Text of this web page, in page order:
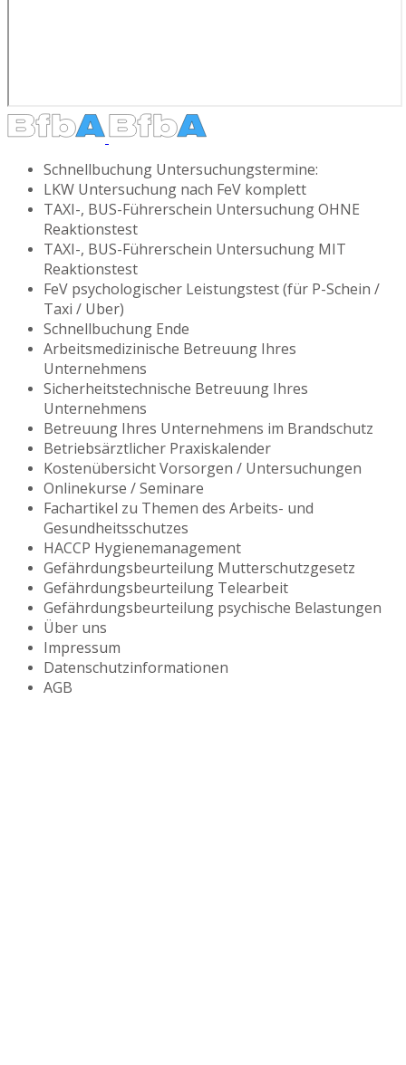
Schnellbuchung Untersuchungstermine:
LKW Untersuchung nach FeV komplett
TAXI-, BUS-Führerschein Untersuchung OHNE
Reaktionstest
TAXI-, BUS-Führerschein Untersuchung MIT
Reaktionstest
FeV psychologischer Leistungstest (für P-Schein /
Taxi / Uber)
Schnellbuchung Ende
Arbeitsmedizinische Betreuung Ihres
Unternehmens
Sicherheitstechnische Betreuung Ihres
Unternehmens
Betreuung Ihres Unternehmens im Brandschutz
Betriebsärztlicher Praxiskalender
Kostenübersicht Vorsorgen / Untersuchungen
Onlinekurse / Seminare
Fachartikel zu Themen des Arbeits- und
Gesundheitsschutzes
HACCP Hygienemanagement
Gefährdungsbeurteilung Mutterschutzgesetz
Gefährdungsbeurteilung Telearbeit
Gefährdungsbeurteilung psychische Belastungen
Über uns
Impressum
Datenschutzinformationen
AGB